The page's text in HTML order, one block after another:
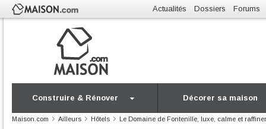
Actualités Dossiers Forums
Construire & Rénover Décorer sa maison
Maison.com Ailleurs Hôtels Le Domaine de Fontenille, luxe, calme et